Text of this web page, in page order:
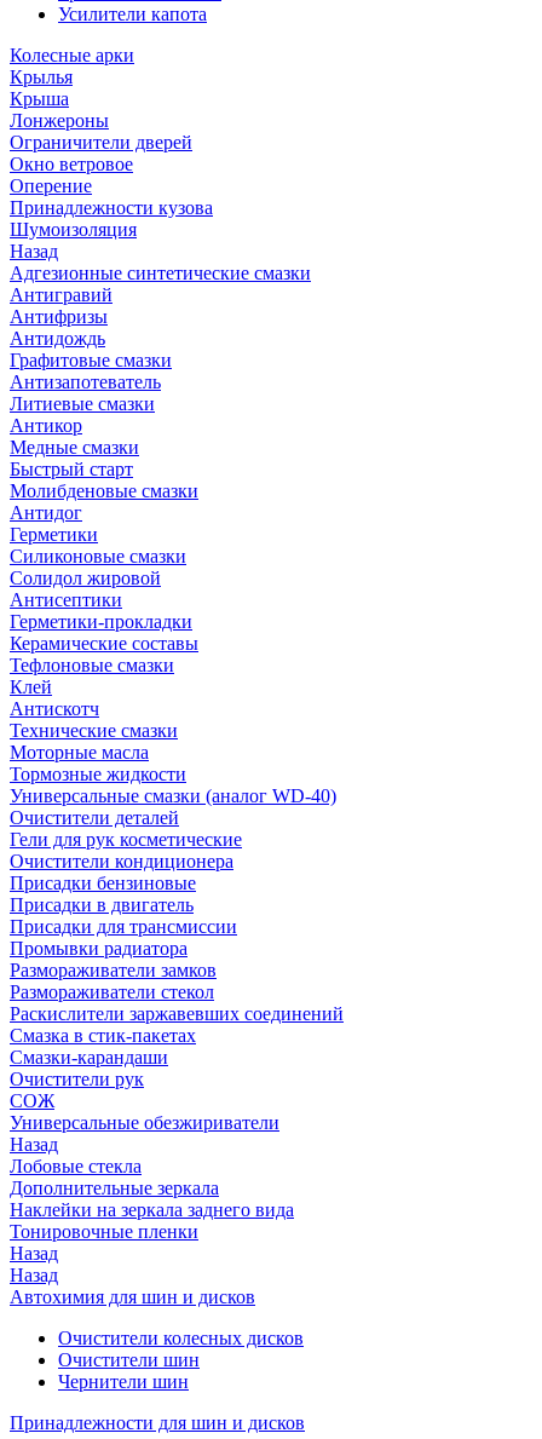
Усилители капота
Колесные арки
Крылья
Крыша
Лонжероны
Ограничители дверей
Окно ветровое
Оперение
Принадлежности кузова
Шумоизоляция
Назад
Адгезионные синтетические смазки
Антигравий
Антифризы
Антидождь
Графитовые смазки
Антизапотеватель
Литиевые смазки
Антикор
Медные смазки
Быстрый старт
Молибденовые смазки
Антидог
Герметики
Силиконовые смазки
Солидол жировой
Антисептики
Герметики-прокладки
Керамические составы
Тефлоновые смазки
Клей
Антискотч
Технические смазки
Моторные масла
Тормозные жидкости
Универсальные смазки (аналог WD-40)
Очистители деталей
Гели для рук косметические
Очистители кондиционера
Присадки бензиновые
Присадки в двигатель
Присадки для трансмиссии
Промывки радиатора
Размораживатели замков
Размораживатели стекол
Раскислители заржавевших соединений
Смазка в стик-пакетах
Смазки-карандаши
Очистители рук
СОЖ
Универсальные обезжириватели
Назад
Лобовые стекла
Дополнительные зеркала
Наклейки на зеркала заднего вида
Тонировочные пленки
Назад
Назад
Автохимия для шин и дисков
Очистители колесных дисков
Очистители шин
Чернители шин
Принадлежности для шин и дисков